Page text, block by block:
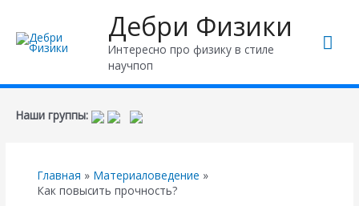
Дебри Физики
Интересно про физику в стиле
научпоп
Наши группы:
Главная
Материаловедение
Как повысить прочность?